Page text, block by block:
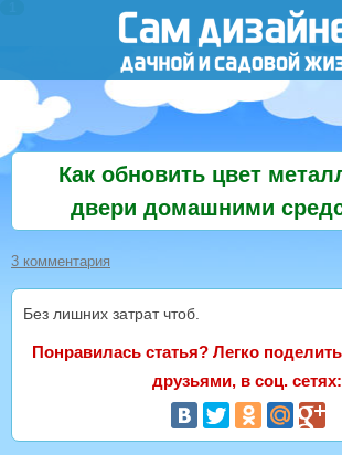
Как обновить цвет
двери домашними
3 комментария
Без лишних затрат чтоб.
Понравилась статья? Легко
друзьями, в соц. сетях: